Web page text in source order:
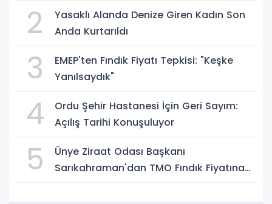
2
Yasaklı Alanda Denize Giren Kadın Son
Anda Kurtarıldı
3
EMEP'ten Fındık Fiyatı Tepkisi: "Keşke
Yanılsaydık"
4
Ordu Şehir Hastanesi İçin Geri Sayım:
Açılış Tarihi Konuşuluyor
5
Ünye Ziraat Odası Başkanı
Sarıkahraman'dan TMO Fındık Fiyatına